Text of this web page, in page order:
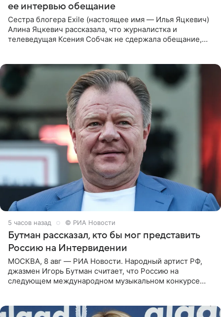
ее интервью обещание
Сестра блогера Exile (настоящее имя — Илья Яцкевич)
Алина Яцкевич рассказала, что журналистка и
телеведущая Ксения Собчак не сдержала обещание,
5 часов назад © РИА Новости
Бутман рассказал, кто бы мог представить
Россию на Интервидении
МОСКВА, 8 авг — РИА Новости. Народный артист РФ,
джазмен Игорь Бутман считает, что Россию на
следующем международном музыкальном конкурсе